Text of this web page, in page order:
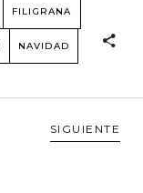
FILIGRANA
NAVIDAD
SIGUIENTE